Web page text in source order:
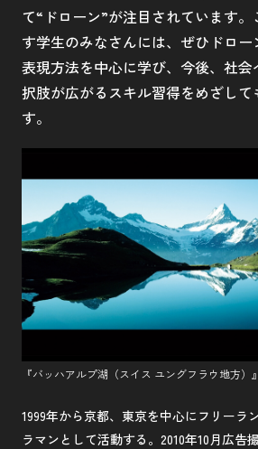
て“ドローン”が注目されています
す学生のみなさんには、ぜひドロ
表現方法を中心に学び、今後、社
択肢が広がるスキル習得をめざして
す。
『バッハアルプ湖（スイス ユングフラウ地方）
1999年から京都、東京を中心にフリーラ
ラマンとして活動する。2010年10月広告